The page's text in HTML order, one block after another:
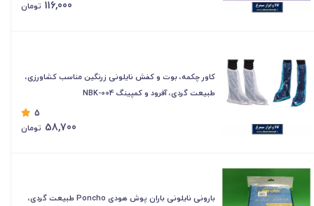
116,000 تومان
کاور چکمه، بوت و کفش نایلونی زرنگین مناسب کشاورزی،
طبیعت گردی، آفرود و کمپینگ NBK-004
5
58,700 تومان
بارونی نایلونی باران پوش هودی Poncho طبیعت گردی،